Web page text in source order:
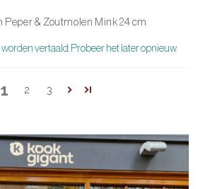
Peper & Zoutmolen Mink 24 cm
vertaald. Probeer het later opnieuw
1 2 3